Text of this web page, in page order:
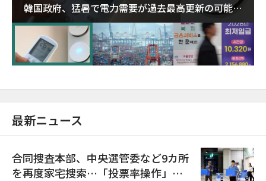
韓国政府、猛暑で電力需要が過去最高更新の可能性
に需給対応体制を点検
最新ニュース
合同捜査本部、中央選管委など9カ所
を再度家宅捜索…「投票率操作」の